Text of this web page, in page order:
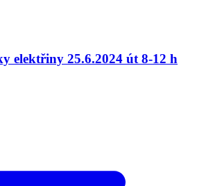
elektřiny 25.6.2024 út 8-12 h